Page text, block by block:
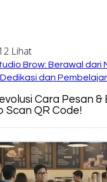
Lihat
Brow: Berawal dari
dan
Cara Pesan &
Scan QR Code!